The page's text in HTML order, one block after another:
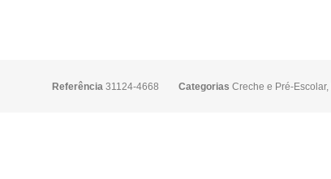
Referência 31124-4668 Categorias Creche e Pré-Escolar,